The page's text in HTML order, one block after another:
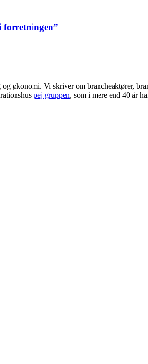
forretningen”
økonomi. Vi skriver om brancheaktører,
pej gruppen, som i mere end 40 år